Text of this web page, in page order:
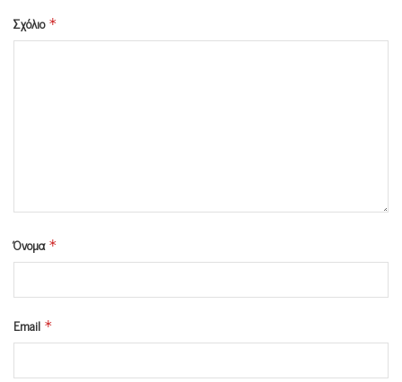
Σχόλιο *
Όνομα *
Email *